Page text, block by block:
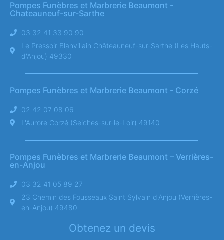
Pompes Funèbres et Marbrerie Beaumont -
Chateauneuf-sur-Sarthe
03 32 41 33 90 90
Le Pressoir Blanvillain Châteauneuf-sur-Sarthe (Les Hauts-
d'Anjou) 49330
Pompes Funèbres et Marbrerie Beaumont - Corzé
02 42 07 08 06
L'Aurore Corzé (Seiches-sur-le-Loir) 49140
Pompes Funèbres et Marbrerie Beaumont – Verrières-
en-Anjou
03 32 41 05 89 27
23 Chemin des Fousseaux Saint Sylvain d'Anjou (Verrières-
en-Anjou) 49480
Obtenez un devis